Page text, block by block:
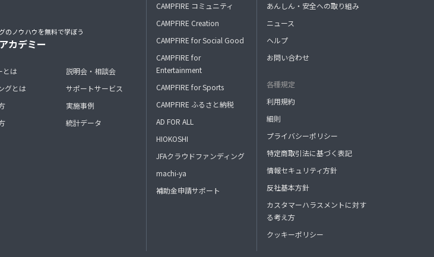
のノウハウを無料で学ぼう
カデミー
とは
グとは
説明会・相談会
サポートサービス
実施事例
統計データ
CAMPFIRE コミュニティ
CAMPFIRE Creation
CAMPFIRE for Social Good
CAMPFIRE for
Entertainment
CAMPFIRE for Sports
CAMPFIRE ふるさと納税
AD FOR ALL
HIOKOSHI
JFAクラウドファンディング
machi-ya
補助金申請サポート
あんしん・安全への取り組み
ニュース
ヘルプ
お問い合わせ
各種規定
利用規約
細則
プライバシーポリシー
特定商取引法に基づく表記
情報セキュリティ方針
反社基本方針
カスタマーハラスメントに対す
る考え方
クッキーポリシー